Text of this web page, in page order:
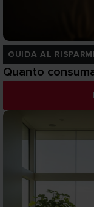
GUIDA AL
Quanto